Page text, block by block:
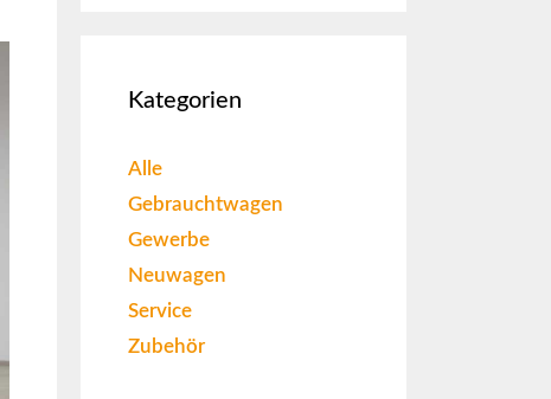
Kategorien
Alle
Gebrauchtwagen
Gewerbe
Neuwagen
Service
Zubehör